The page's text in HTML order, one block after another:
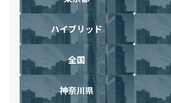
ハイブリッド
全国
神奈川県